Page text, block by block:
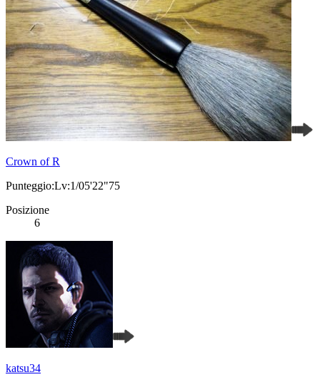
Crown of R
Punteggio:Lv:1/05'22"75
Posizione
6
katsu34